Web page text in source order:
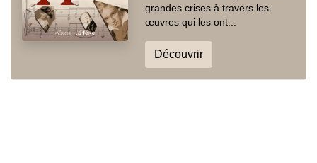
grandes crises à travers les
œuvres qui les ont...
Découvrir